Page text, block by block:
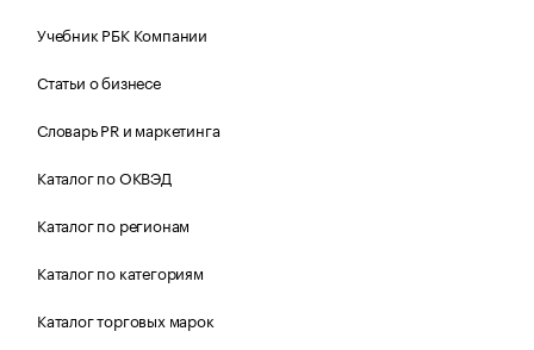
Учебник РБК Компании
Статьи о бизнесе
Словарь PR и маркетинга
Каталог по ОКВЭД
Каталог по регионам
Каталог по категориям
Каталог торговых марок